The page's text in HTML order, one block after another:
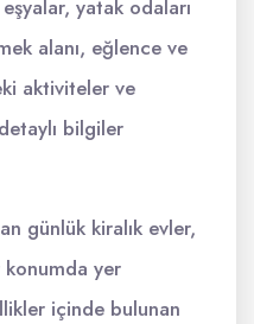
yatak odaları
alanı, eğlence ve
aktiviteler ve
bilgiler
günlük kiralık evler,
yer
içinde bulunan